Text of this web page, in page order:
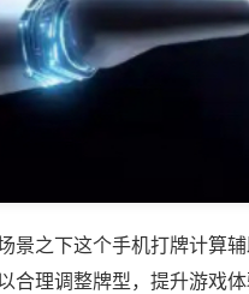
景之下这个手机打牌计算
合理调整牌型，提升游戏